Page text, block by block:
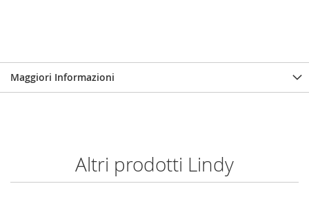
Maggiori Informazioni
Altri prodotti Lindy